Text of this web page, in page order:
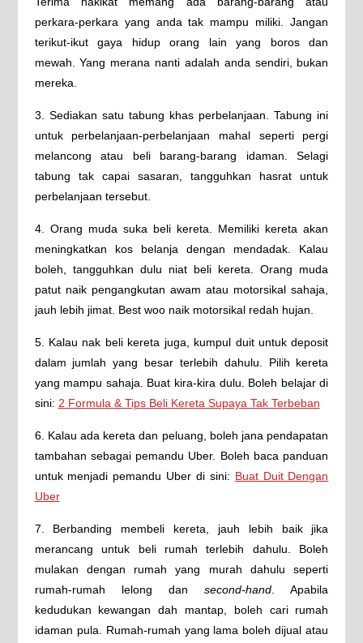
perkara-perkara yang anda tak mampu miliki. Jangan
terikut-ikut gaya hidup orang lain yang boros dan
mewah. Yang merana nanti adalah anda sendiri, bukan
mereka.
3. Sediakan satu tabung khas perbelanjaan. Tabung ini
untuk perbelanjaan-perbelanjaan mahal seperti pergi
melancong atau beli barang-barang idaman. Selagi
tabung tak capai sasaran, tangguhkan hasrat untuk
perbelanjaan tersebut.
4. Orang muda suka beli kereta. Memiliki kereta akan
meningkatkan kos belanja dengan mendadak. Kalau
boleh, tangguhkan dulu niat beli kereta. Orang muda
patut naik pengangkutan awam atau motorsikal sahaja,
jauh lebih jimat. Best woo naik motorsikal redah hujan.
5. Kalau nak beli kereta juga, kumpul duit untuk deposit
dalam jumlah yang besar terlebih dahulu. Pilih kereta
yang mampu sahaja. Buat kira-kira dulu. Boleh belajar di
sini: 2 Formula & Tips Beli Kereta Supaya Tak Terbeban
6. Kalau ada kereta dan peluang, boleh jana pendapatan
tambahan sebagai pemandu Uber. Boleh baca panduan
untuk menjadi pemandu Uber di sini: Buat Duit Dengan
Uber
7. Berbanding membeli kereta, jauh lebih baik jika
merancang untuk beli rumah terlebih dahulu. Boleh
mulakan dengan rumah yang murah dahulu seperti
rumah-rumah lelong dansecond-hand . Apabila
kedudukan kewangan dah mantap, boleh cari rumah
idaman pula. Rumah-rumah yang lama boleh dijual atau